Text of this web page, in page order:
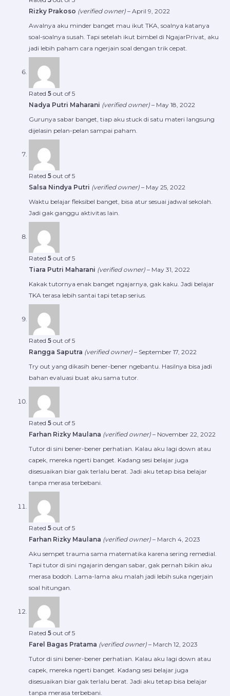
Rizky Prakoso (verified owner) – April 9, 2022
Awalnya aku minder banget mau ikut TKA, soalnya katanya
soal-soalnya susah. Tapi setelah ikut bimbel di NgajarPrivat, aku
jadi lebih paham cara ngerjain soal dengan trik cepat.
Rated 5 out of 5
Nadya Putri Maharani (verified owner) – May 18, 2022
Gurunya sabar banget, tiap aku stuck di satu materi langsung
dijelasin pelan-pelan sampai paham.
Rated 5 out of 5
Salsa Nindya Putri (verified owner) – May 25, 2022
Waktu belajar fleksibel banget, bisa atur sesuai jadwal sekolah.
Jadi gak ganggu aktivitas lain.
Rated 5 out of 5
Tiara Putri Maharani (verified owner) – May 31, 2022
Kakak tutornya enak banget ngajarnya, gak kaku. Jadi belajar
TKA terasa lebih santai tapi tetap serius.
Rated 5 out of 5
Rangga Saputra (verified owner) – September 17, 2022
Try out yang dikasih bener-bener ngebantu. Hasilnya bisa jadi
bahan evaluasi buat aku sama tutor.
Rated 5 out of 5
Farhan Rizky Maulana (verified owner) – November 22, 2022
Tutor di sini bener-bener perhatian. Kalau aku lagi down atau
capek, mereka ngerti banget. Kadang sesi belajar juga
disesuaikan biar gak terlalu berat. Jadi aku tetap bisa belajar
tanpa merasa terbebani.
Rated 5 out of 5
Farhan Rizky Maulana (verified owner) – March 4, 2023
Aku sempet trauma sama matematika karena sering remedial.
Tapi tutor di sini ngajarin dengan sabar, gak pernah bikin aku
merasa bodoh. Lama-lama aku malah jadi lebih suka ngerjain
soal hitungan.
Rated 5 out of 5
Farel Bagas Pratama (verified owner) – March 12, 2023
Tutor di sini bener-bener perhatian. Kalau aku lagi down atau
capek, mereka ngerti banget. Kadang sesi belajar juga
disesuaikan biar gak terlalu berat. Jadi aku tetap bisa belajar
tanpa merasa terbebani.